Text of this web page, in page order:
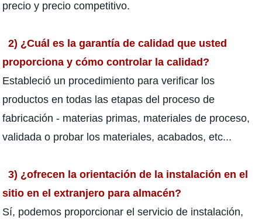
precio y precio competitivo.
2) ¿Cuál es la garantía de calidad que usted
proporciona y cómo controlar la calidad?
Estableció un procedimiento para verificar los
productos en todas las etapas del proceso de
fabricación - materias primas, materiales de proceso,
validada o probar los materiales, acabados, etc...
3) ¿ofrecen la orientación de la instalación en el
sitio en el extranjero para almacén?
Sí, podemos proporcionar el servicio de instalación,